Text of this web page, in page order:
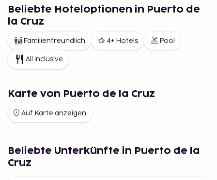
genießen. Die größte Attraktion der Stadt ist der
international bekannte Tierpark Loro Parque sowie
Lago. Nutzen Sie die Gelegenheit, während Ihres
Aufenthalts einen Mietwagen zu buchen und die
Insel zu erkunden. In Puerto de la Cruz ist man nie
Beliebte Hoteloptionen in Puerto de
la Cruz
Familienfreundlich 4+ Hotels Pool
All inclusive
Karte von Puerto de la Cruz
Auf Karte anzeigen
Beliebte Unterkünfte in Puerto de la
Cruz